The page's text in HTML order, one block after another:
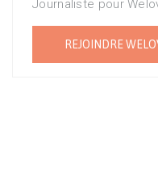
Journaliste pour
REJOINDRE